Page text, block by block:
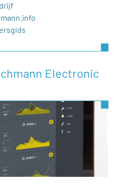
Electronic